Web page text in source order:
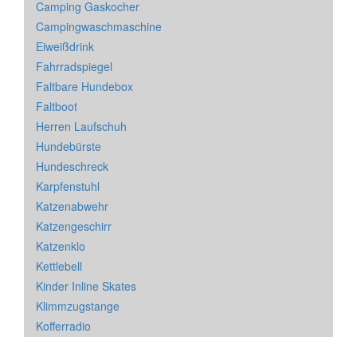
Camping Gaskocher
Campingwaschmaschine
Eiweißdrink
Fahrradspiegel
Faltbare Hundebox
Faltboot
Herren Laufschuh
Hundebürste
Hundeschreck
Karpfenstuhl
Katzenabwehr
Katzengeschirr
Katzenklo
Kettlebell
Kinder Inline Skates
Klimmzugstange
Kofferradio